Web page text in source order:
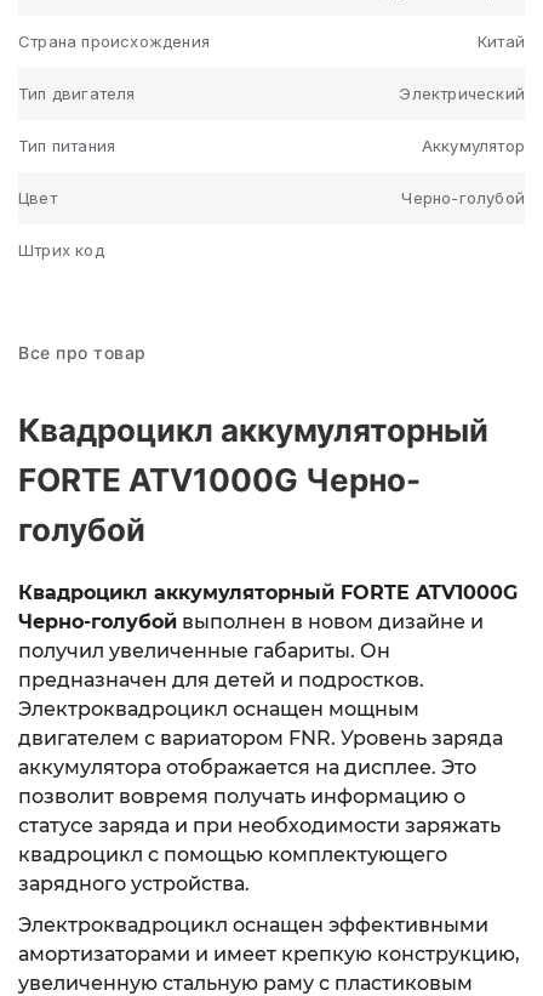
Страна происхождения Китай
Тип двигателя Электрический
Тип питания Аккумулятор
Цвет Черно-голубой
Штрих код
Все про товар
Квадроцикл аккумуляторный
FORTE ATV1000G Черно-
голубой
Квадроцикл аккумуляторный FORTE ATV1000G
Черно-голубой выполнен в новом дизайне и
получил увеличенные габариты. Он
предназначен для детей и подростков.
Электроквадроцикл оснащен мощным
двигателем с вариатором FNR. Уровень заряда
аккумулятора отображается на дисплее. Это
позволит вовремя получать информацию о
статусе заряда и при необходимости заряжать
квадроцикл с помощью комплектующего
зарядного устройства.
Электроквадроцикл оснащен эффективными
амортизаторами и имеет крепкую конструкцию,
увеличенную стальную раму с пластиковым